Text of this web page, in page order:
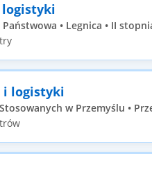
• Legnica • II
logistyki
w Przemyślu •